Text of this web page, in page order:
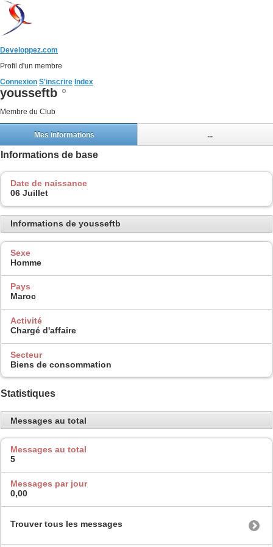
Developpez.com
Profil d'un membre
Connexion S'inscrire Index
yousseftb
Membre du Club
Mes informations ...
Informations de base
Date de naissance
06 Juillet
Informations de yousseftb
Sexe
Homme
Pays
Maroc
Activité
Chargé d'affaire
Secteur
Biens de consommation
Statistiques
Messages au total
Messages au total
5
Messages par jour
0,00
Trouver tous les messages